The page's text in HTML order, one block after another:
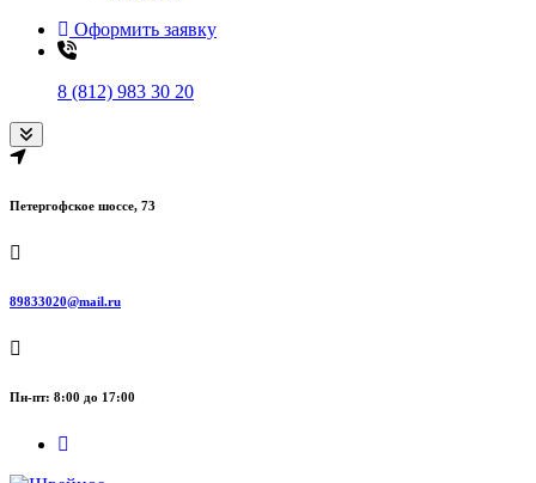
Оформить заявку
8 (812) 983 30 20
Петергофское шоссе, 73
89833020@mail.ru
Пн-пт: 8:00 до 17:00